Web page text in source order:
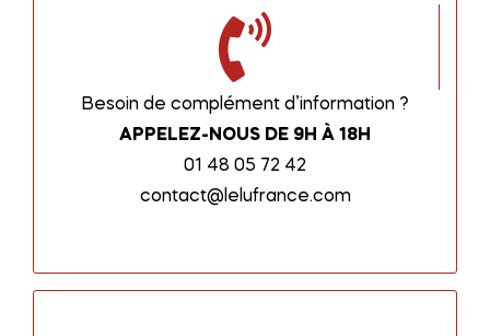
Besoin de complément d’information ?
APPELEZ-NOUS DE 9H À 18H
01 48 05 72 42
contact@lelufrance.com